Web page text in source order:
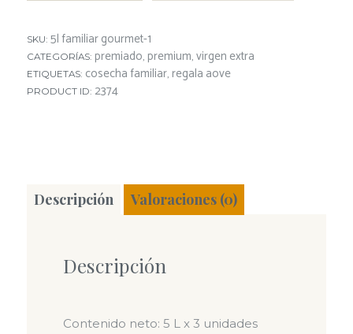
SKU: 5l familiar gourmet-1
CATEGORÍAS: premiado, premium, virgen extra
ETIQUETAS: cosecha familiar, regala aove
PRODUCT ID: 2374
Descripción Valoraciones (0)
Descripción
Contenido neto: 5 L x 3 unidades